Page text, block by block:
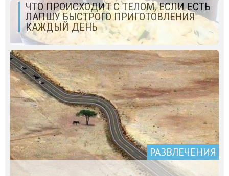
ЧТО ПРОИСХОДИТ С ТЕЛОМ, ЕСЛИ ЕСТЬ
ЛАПШУ БЫСТРОГО ПРИГОТОВЛЕНИЯ
КАЖДЫЙ ДЕНЬ
РАЗВЛЕЧЕНИЯ